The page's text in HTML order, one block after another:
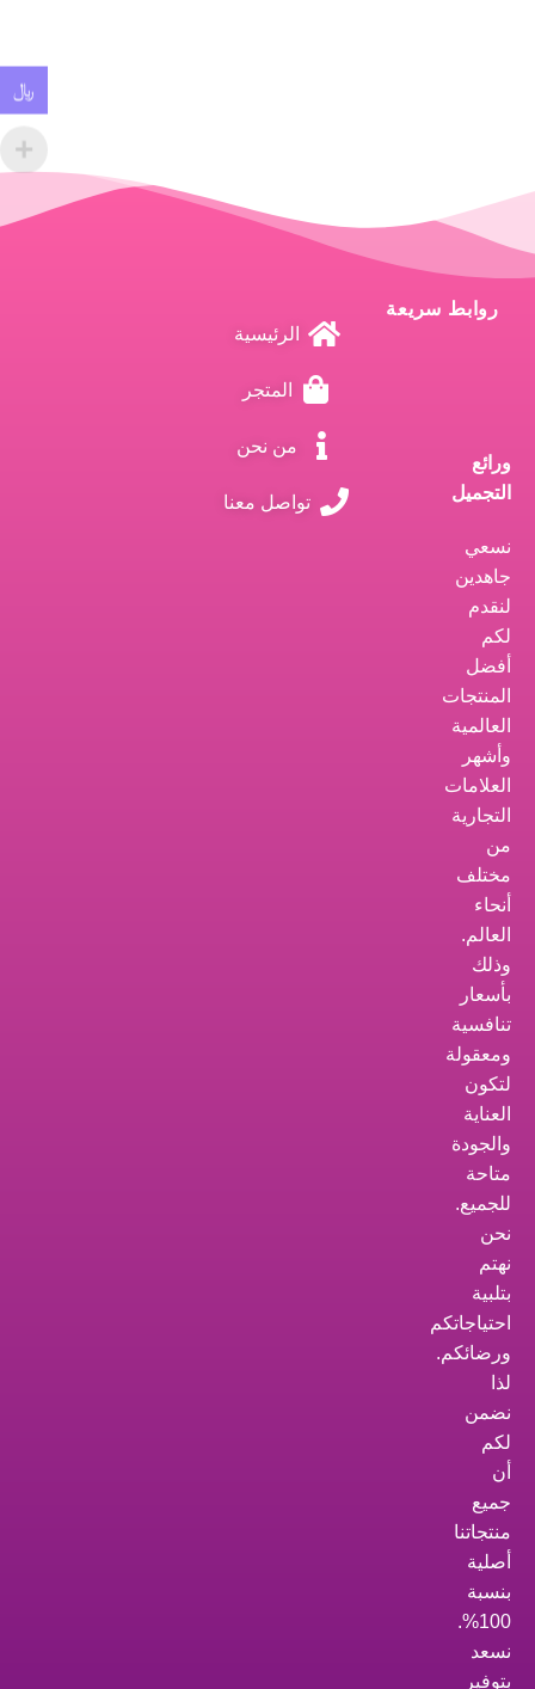
ورائع
التجميل
نسعي
جاهدين
لنقدم
لكم
أفضل
المنتجات
العالمية
وأشهر
العلامات
التجارية
من
مختلف
أنحاء
العالم.
وذلك
بأسعار
تنافسية
ومعقولة
لتكون
العناية
والجودة
متاحة
للجميع.
نحن
نهتم
بتلبية
احتياجاتكم
ورضائكم.
لذا
نضمن
لكم
أن
جميع
منتجاتنا
أصلية
بنسبة
100%.
نسعد
بتوفير
روابط سريعة
الرئيسية
المتجر
من نحن
تواصل معنا
﷼